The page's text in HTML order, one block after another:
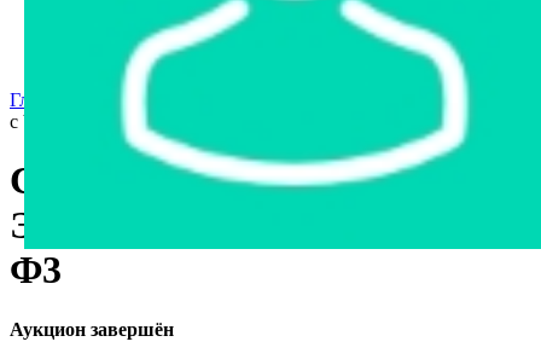
Реестр несостоявшихся торгов
Реестр переоценок
Государственное имущество
Главная страница
с ЧПУ Электроника НЦ-31 16А20-Ф3
Станок токарный с ЧПУ
Электроника НЦ-31 16А20-
Ф3
Аукцион завершён